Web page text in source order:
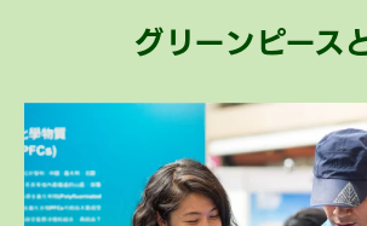
グリーンピース